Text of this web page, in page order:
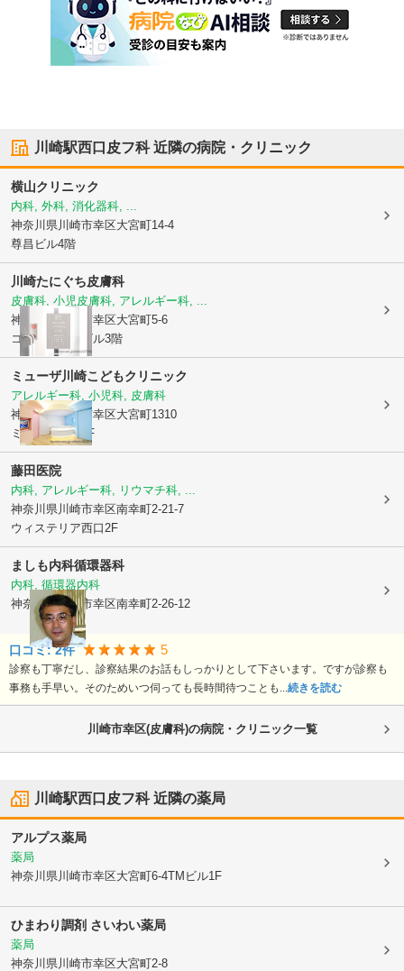
川崎駅西口皮フ科近隣の病院・クリニック
横山クリニック
内科, 外科, 消化器科, ...
神奈川県川崎市幸区大宮町14-4
尊昌ビル4階
川崎たにぐち皮膚科
皮膚科, 小児皮膚科, アレルギー科, ...
神奈川県川崎市幸区大宮町5-6
コ・オリナ・ビル3階
ミューザ川崎こどもクリニック
アレルギー科, 小児科, 皮膚科
神奈川県川崎市幸区大宮町1310
ミューザ川崎2F
藤田医院
内科, アレルギー科, リウマチ科, ...
神奈川県川崎市幸区南幸町2-21-7
ウィステリア西口2F
ましも内科循環器科
内科, 循環器内科
神奈川県川崎市幸区南幸町2-26-12
口コミ:2件 5
診察も丁寧だし、診察結果のお話もしっかりとして下さいます。ですが診察も
事務も手早い。そのためいつ伺っても長時間待つことも... 続きを読む
川崎市幸区(皮膚科)の病院・クリニック一覧
川崎駅西口皮フ科近隣の薬局
アルプス薬局
薬局
神奈川県川崎市幸区大宮町6-4TMビル1F
ひまわり調剤 さいわい薬局
薬局
神奈川県川崎市幸区大宮町2-8